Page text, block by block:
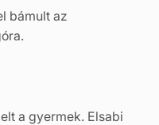
bámult az
a gyermek. Elsabi